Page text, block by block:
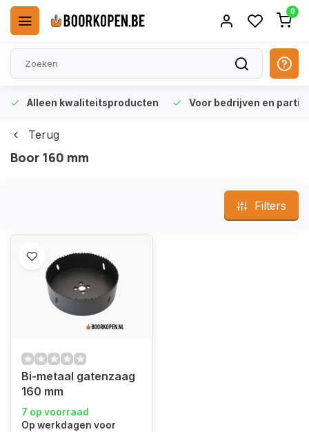
0
Alleen kwaliteitsproducten Voor bedrijven en
Terug
Boor 160 mm
Filters
Bi-metaal gatenzaag
160 mm
7 op voorraad
Op werkdagen voor